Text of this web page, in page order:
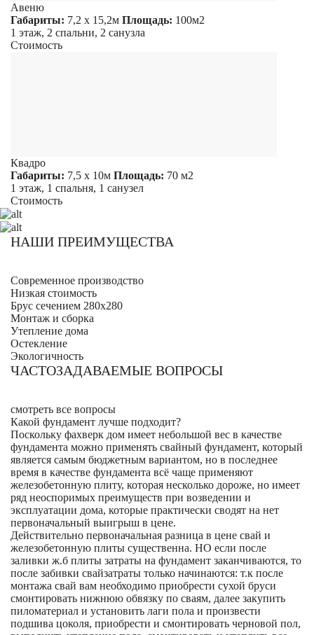
Авеню
Габариты: 7,2 х 15,2м Площадь: 100м2
1 этаж, 2 спальни, 2 санузла
Стоимость
Квадро
Габариты: 7,5 х 10м Площадь: 70 м2
1 этаж, 1 спальня, 1 санузел
Стоимость
НАШИ ПРЕИМУЩЕСТВА
Современное производство
Низкая стоимость
Брус сечением 280х280
Монтаж и сборка
Утепление дома
Остекление
Экологичность
ЧАСТОЗАДАВАЕМЫЕ ВОПРОСЫ
смотреть все вопросы
Какой фундамент лучше подходит?
Поскольку фахверк дом имеет небольшой вес в качестве
фундамента можно применять свайный фундамент, который
является самым бюджетным вариантом, но в последнее
время в качестве фундамента всё чаще применяют
железобетонную плиту, которая несколько дороже, но имеет
ряд неоспоримых преимуществ при возведении и
эксплуатации дома, которые практически сводят на нет
первоначальный выигрыш в цене.
Действительно первоначальная разница в цене свай и
железобетонную плиты существенна. НО если после
заливки ж.б плиты затраты на фундамент заканчиваются, то
после забивки свайзатраты только начинаются: т.к после
монтажа свай вам необходимо приобрести сухой бруси
смонтировать нижнюю обвязку по сваям, далее закупить
пиломатериал и установить лаги пола и произвести
подшива цоколя, приобрести и смонтировать черновой пол,